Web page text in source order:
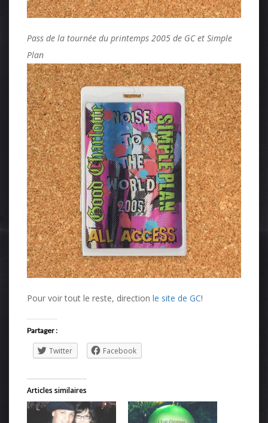
Pass de la tournée du printemps 2005 de GC et Simple
Plan
Pour voir tout le reste, direction le site de GC!
Partager :
Twitter Facebook
Articles similaires